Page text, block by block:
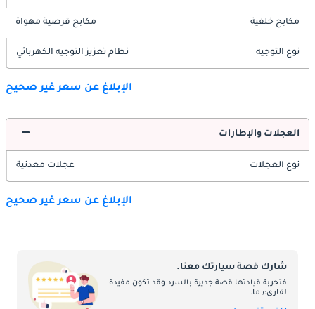
مكابح خلفية مكابح قرصية مهواة
نوع التوجيه نظام تعزيز التوجيه الكهربائي
الإبلاغ عن سعر غير صحيح
العجلات والإطارات
نوع العجلات عجلات معدنية
الإبلاغ عن سعر غير صحيح
شارك قصة سيارتك معنا.
فتجربة قيادتها قصة جديرة بالسرد وقد تكون مفيدة
لقارىء ما.